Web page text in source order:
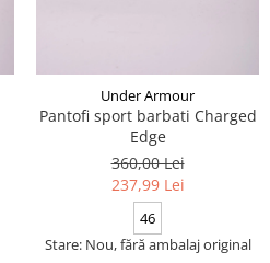
Under Armour
Pantofi sport barbati Charged
Edge
360,00 Lei
237,99 Lei
46
Stare: Nou, fără ambalaj original